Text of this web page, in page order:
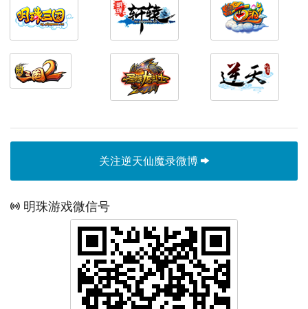
关注逆天仙魔录微博
明珠游戏微信号